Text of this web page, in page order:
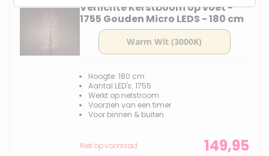
Verlichte Kerstboom op voet -
1755 Gouden Micro LEDS - 180 cm
Hoogte: 180 cm
Aantal LED's: 1755
Werkt op netstroom
Voorzien van een timer
Voor binnen & buiten
Niet op voorraad 149,95